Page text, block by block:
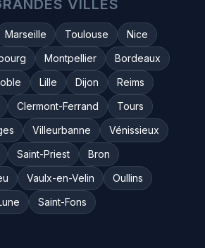
VILLES
Marseille Toulouse
Nice
Montpellier
Bordeaux
Lille Dijon
Reims
Clermont-Ferrand
Tours
Villeurbanne
Vénissieux
Saint-Priest
Bron
Vaulx-en-Velin
Oullins
Saint-Fons